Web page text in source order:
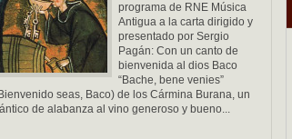
programa de RNE Música
Antigua a la carta dirigido y
presentado por Sergio
Pagán: Con un canto de
bienvenida al dios Baco
“Bache, bene venies”
seas, Baco) de los Cármina Burana, un
de alabanza al vino generoso y bueno...